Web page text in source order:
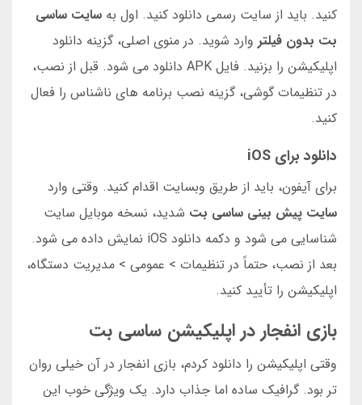
کنید. باید از سایت رسمی دانلود کنید. اول به سایت ساسی
بت بدون فیلتر وارد شوید. در منوی اصلی، گزینه دانلود
اپلیکیشن را بزنید. فایل APK دانلود می شود. قبل از نصب،
در تنظیمات گوشی، گزینه نصب برنامه های ناشناس را فعال
کنید.
دانلود برای iOS
برای آیفون، باید از طریق وبسایت اقدام کنید. وقتی وارد
سایت پیش بینی ساسی بت شدید، نسخه موبایل سایت
شناسایی می شود و دکمه دانلود iOS نمایش داده می شود.
بعد از نصب، حتماً در تنظیمات > عمومی > مدیریت دستگاه،
اپلیکیشن را تأیید کنید.
بازی انفجار در اپلیکیشن ساسی بت
وقتی اپلیکیشن را دانلود کردم، بازی انفجار در آن خیلی روان
تر بود. گرافیک ساده اما جذاب دارد. یک ویژگی خوب این